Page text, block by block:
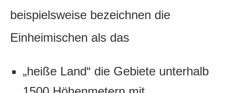
beispielsweise bezeichnen die
Einheimischen als das
„heiße Land“ die Gebiete unterhalb